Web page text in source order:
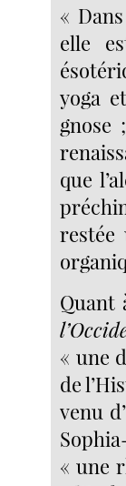
«
elle
yoga
gnose
que
Quant
« une
de
venu
« une